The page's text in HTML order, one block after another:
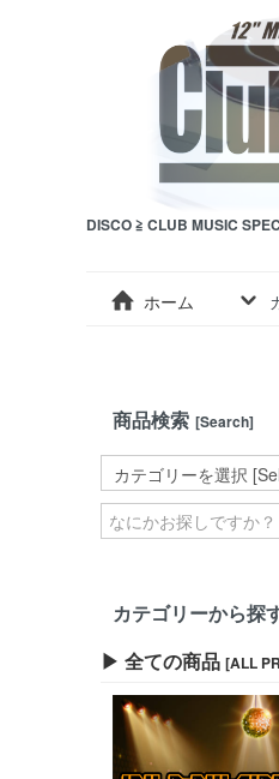
DISCO ≧ CLUB MUSIC
ホーム
商品検索 [Search]
カテゴリーから探
▶ 全ての商品 [ALL